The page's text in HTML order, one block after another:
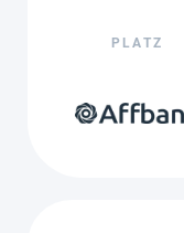
PLATZ